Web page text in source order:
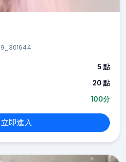
5 點
20 點
100分
立即進入